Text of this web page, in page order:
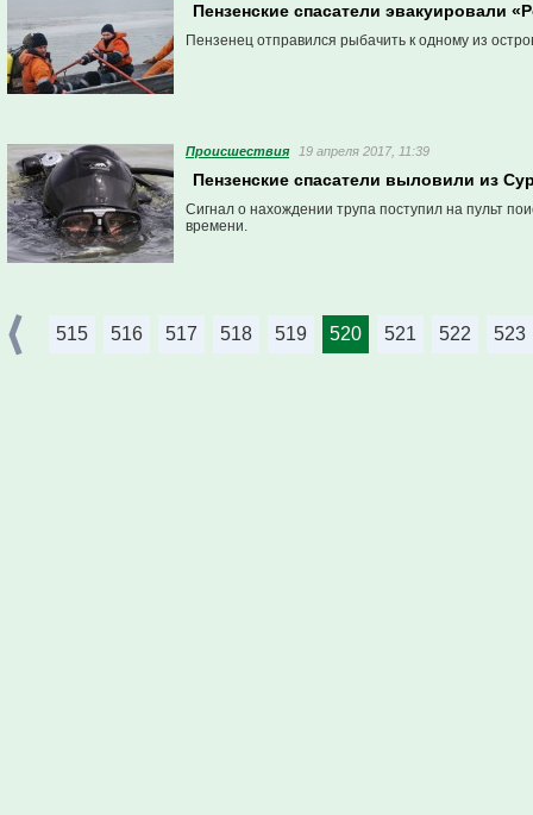
Пензенские спасатели эвакуировали
Пензенец отправился рыбачить к одному из
Проиcшествия 19 апреля 2017, 11:39
Пензенские спасатели выловили из
Сигнал о нахождении трупа поступил на пульт
времени.
515 516 517 518 519 520 521 522 523